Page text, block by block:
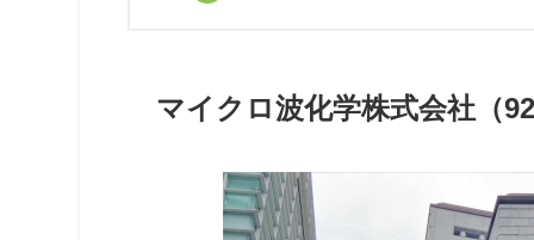
マイクロ波化学株式会社（